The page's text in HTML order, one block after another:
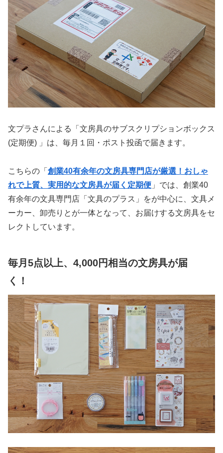
文プラさんによる「文房具のサブスクリプションボックス
(定期便) 」は、毎月１回・ポスト投函で届きます。
こちらの「 創業40有余年の文房具専門店が厳選！おしゃ
れで上質、実用的な文房具が届く定期便 」では、創業40
有余年の文具専門店「文具のプラス」をが中心に、文具メ
ーカー、卸売りとが一体となって、お届けする文房具をセ
レクトしています。
毎月5点以上、4,000円相当の文房具が届
く！